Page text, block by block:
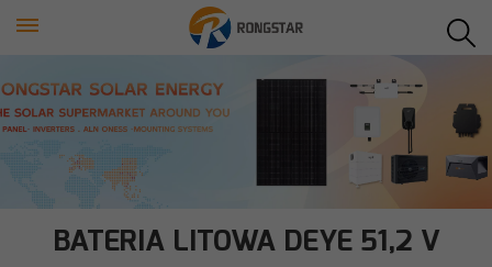
BATERIA LITOWA DEYE 51,2 V